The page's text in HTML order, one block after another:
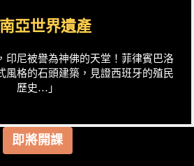
亞世界遺產
印尼被譽為神佛的天堂！菲律賓巴洛
風格的石頭建築，見證西班牙的殖民
歷史…」
即將開課